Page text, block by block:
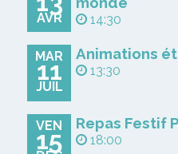
AVR 14:30
MAR
11
JUIL
Animations
13:30
VEN
15
Repas Festif
18:00